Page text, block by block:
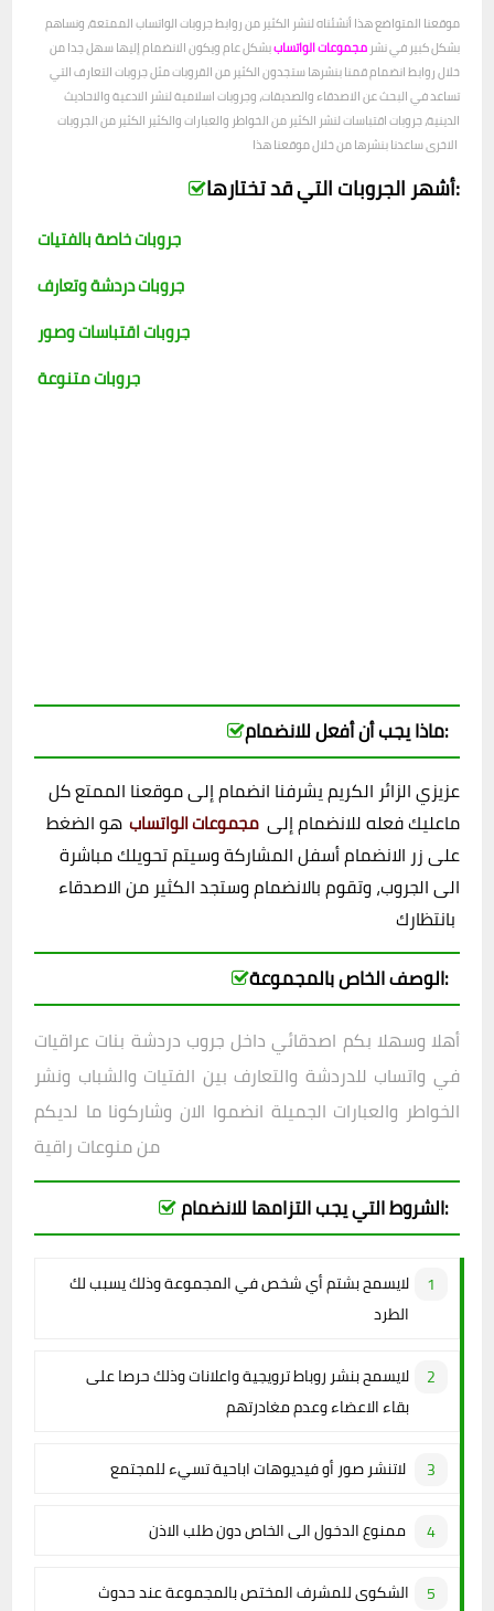
موقعنا المتواضع هذا أنشئناه لنشر الكثير من روابط جروبات الواتساب الممتعة، ونساهم
بشكل كبير في نشر مجموعات الواتساببشكل عام ويكون الانضمام إليها سهل جدا من
خلال روابط انضمام قمنا بنشرها ستجدون الكثير من القروبات مثل جروبات التعارف التي
تساعد في البحث عن الاصدقاء والصديقات، وجروبات اسلامية لنشر الادعية والاحاديث
الدينية، جروبات اقتباسات لنشر الكثير من الخواطر والعبارات والكثير الكثير من الجروبات
أشهر الجروبات التي قد تختارها:
جروبات خاصة بالفتيات
جروبات اقتباسات وصور
جروبات متنوعة
ماذا يجب أن أفعل للانضمام:
عزيزي الزائر الكريم يشرفنا انضمام إلى موقعنا الممتع كل
ماعليك فعله للانضمام إلى مجموعات الواتساب هو الضغط
على زر الانضمام أسفل المشاركة وسيتم تحويلك مباشرة
الى الجروب، وتقوم بالانضمام وستجد الكثير من الاصدقاء
الوصف الخاص بالمجموعة:
أهلا وسهلا بكم اصدقائي داخل جروب دردشة بنات عراقيات
في واتساب للدردشة والتعارف بين الفتيات والشباب ونشر
الخواطر والعبارات الجميلة انضموا الان وشاركونا ما لديكم
الشروط التي يجب التزامها للانضمام:
لايسمح بشتم أي شخص في المجموعة وذلك يسبب لك
الطرد
لايسمح بنشر روباط ترويجية واعلانات وذلك حرصا على
بقاء الاعضاء وعدم مغادرتهم
الشكوى للمشرف المختص بالمجموعة عند حدوث